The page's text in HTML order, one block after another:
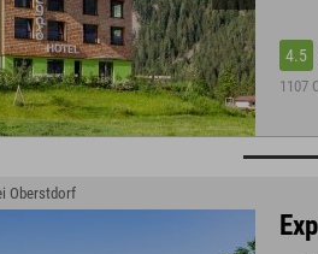
4.5
1107
Oberstdorf